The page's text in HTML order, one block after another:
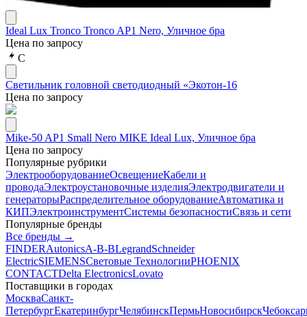
Ideal Lux Tronco Tronco AP1 Nero, Уличное бра
Цена по запросу
С
Светильник головной светодиодный «Экотон-16
Цена по запросу
Mike-50 AP1 Small Nero MIKE Ideal Lux, Уличное бра
Цена по запросу
Популярные рубрики
ЭлектрооборудованиеОсвещениеКабели и
проводаЭлектроустановочные изделияЭлектродвигатели и
генераторыРаспределительное оборудованиеАвтоматика и
КИПЭлектроинструментСистемы безопасностиСвязь и сети
Популярные бренды
Все бренды →
FINDERAutonicsA-B-BLegrandSchneider
ElectricSIEMENSСветовые ТехнологииPHOENIX
CONTACTDelta ElectronicsLovato
Поставщики в городах
МоскваСанкт-
ПетербургЕкатеринбургЧелябинскПермьНовосибирск